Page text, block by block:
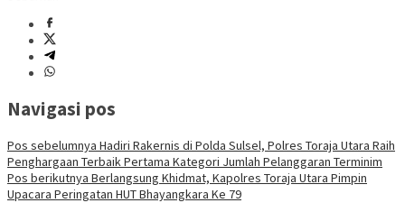
Navigasi pos
Pos sebelumnya Hadiri Rakernis di Polda Sulsel, Polres Toraja Utara Raih
Penghargaan Terbaik Pertama Kategori Jumlah Pelanggaran Terminim
Pos berikutnya Berlangsung Khidmat, Kapolres Toraja Utara Pimpin
Upacara Peringatan HUT Bhayangkara Ke 79